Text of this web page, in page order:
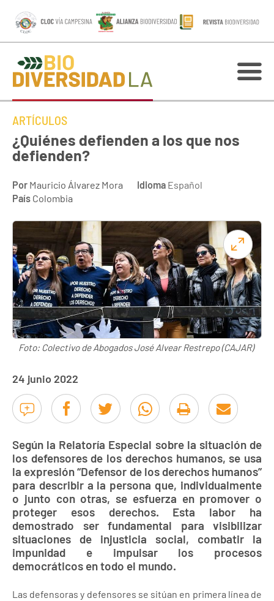
ARTÍCULOS
¿Quiénes defienden a los que nos
defienden?
Por Mauricio Álvarez Mora Idioma Español
País Colombia
Foto: Colectivo de Abogados José Alvear Restrepo (CAJAR)
24 junio 2022
Según la Relatoría Especial sobre la situación de
los defensores de los derechos humanos, se usa
la expresión “Defensor de los derechos humanos”
para describir a la persona que, individualmente
o junto con otras, se esfuerza en promover o
proteger esos derechos. Esta labor ha
demostrado ser fundamental para visibilizar
situaciones de injusticia social, combatir la
impunidad e impulsar los procesos
democráticos en todo el mundo.
Las defensoras y defensores se sitúan en primera línea de